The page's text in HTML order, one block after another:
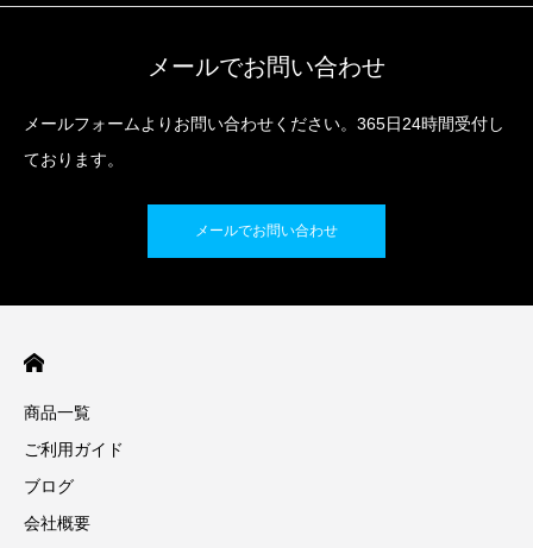
メールでお問い合わせ
メールフォームよりお問い合わせください。365日24時間受付し
ております。
メールでお問い合わせ
商品一覧
ご利用ガイド
ブログ
会社概要